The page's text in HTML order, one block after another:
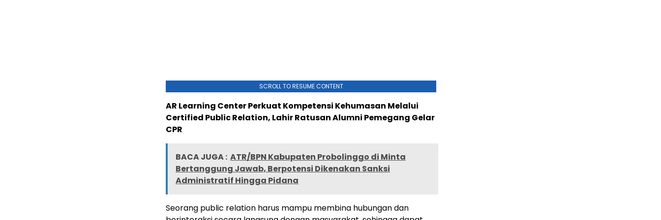
SCROLL TO RESUME CONTENT
AR Learning Center Perkuat Kompetensi Kehumasan Melalui
Certified Public Relation, Lahir Ratusan Alumni Pemegang Gelar
CPR
BACA JUGA : ATR/BPN Kabupaten Probolinggo di Minta
Bertanggung Jawab, Berpotensi Dikenakan Sanksi
Administratif Hingga Pidana
Seorang public relation harus mampu membina hubungan dan